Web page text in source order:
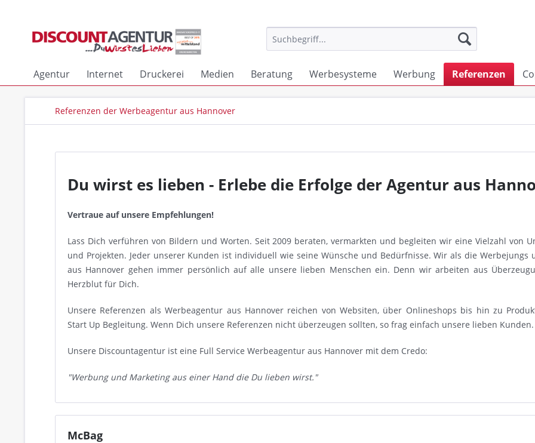
Agentur Internet Druckerei Medien Beratung Werbesysteme Werbung Referenzen
Referenzen der Werbeagentur aus Hannover
Du wirst es lieben - Erlebe die Erfolge der Agentur aus
Vertraue auf unsere Empfehlungen!
Lass Dich verführen von Bildern und Worten. Seit 2009 beraten, vermarkten und begleiten wir eine Vielzahl von
und Projekten. Jeder unserer Kunden ist individuell wie seine Wünsche und Bedürfnisse. Wir als die Werbejungs
aus Hannover gehen immer persönlich auf alle unsere lieben Menschen ein. Denn wir arbeiten aus
Herzblut für Dich.
Unsere Referenzen als Werbeagentur aus Hannover reichen von Websiten, über Onlineshops bis hin zu
Start Up Begleitung. Wenn Dich unsere Referenzen nicht überzeugen sollten, so frag einfach unsere lieben Kunden.
Unsere Discountagentur ist eine Full Service Werbeagentur aus Hannover mit dem Credo:
"Werbung und Marketing aus einer Hand die Du lieben wirst."
McBag